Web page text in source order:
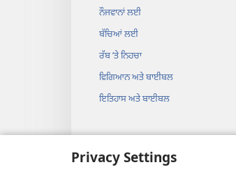
Privacy Settings
ਨੌਜਵਾਨਾਂ ਲਈ
ਬੱਚਿਆਂ ਲਈ
ਰੱਬ ʼਤੇ ਨਿਹਚਾ
ਵਿਗਿਆਨ ਅਤੇ ਬਾਈਬਲ
ਇਤਿਹਾਸ ਅਤੇ ਬਾਈਬਲ